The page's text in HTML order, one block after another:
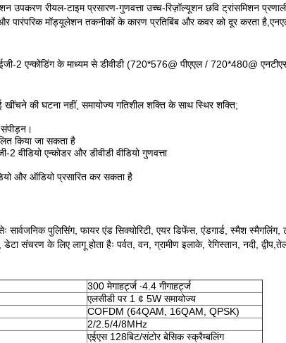
उपकरण रीयल-टाइम प्रसारण-गुणवत्ता उच्च-रिज़ॉल्यूशन छवि ट्रांसमिशन
पारंपरिक मॉड्यूलेशन तकनीकों के कारण प्रतिबिंब और कवर को दूर करता
2 एन्कोडिंग के माध्यम से डीवीडी (720*576@ पीएएल / 720*480@
खींचने की घटना नहीं, समायोज्य गतिशील शक्ति के साथ स्थिर शक्ति;
किया जा सकता है
2 वीडियो एन्कोडर और डीवीडी वीडियो गुणवत्ता
और ऑडियो प्रसारित कर सकता है
पुलिसिंग, फायर एंड सिक्योरिटी, एयर डिफेंस, एंडगार्ड, स्मैश स्मैगलिंग,
संचरण के लिए लागू होता हैः पर्वत, वन, ग्रामीण इलाके, रेगिस्तान, नदी,
300 मेगाहर्ट्ज ∙4.4 गीगाहर्ट्ज
एलसीडी पर 1 ¢ 5W समायोज्य
COFDM (64QAM, 16QAM, QPSK)
2/2.5/4/8MHz
एईएस 128बिट/संटोर बेसिक स्क्रैम्बलिंग